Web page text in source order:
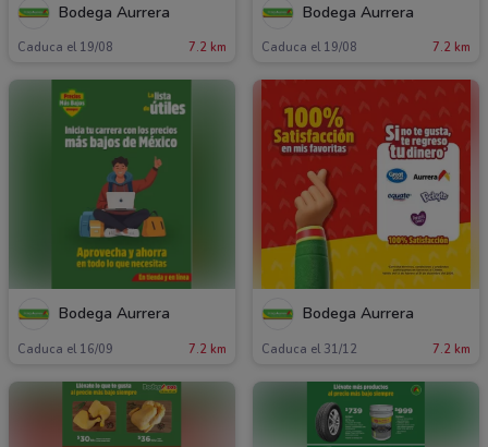
Bodega Aurrera
Caduca el 19/08 7.2 km
Bodega Aurrera
Caduca el 19/08 7.2 km
Bodega Aurrera
Caduca el 16/09 7.2 km
Bodega Aurrera
Caduca el 31/12 7.2 km